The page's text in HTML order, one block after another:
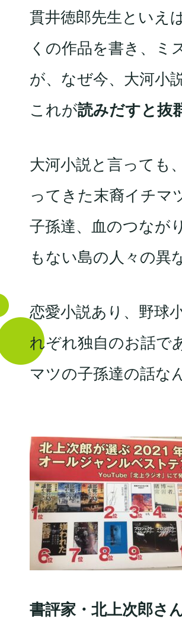
貫井徳郎先生といえ
くの作品を書き、ミ
が、なぜ今、大河小
これが読みだすと抜
大河小説と言っても
ってきた末裔イチマ
子孫達、血のつなが
もない島の人々の異
恋愛小説あり、野球
れぞれ独自のお話で
マツの子孫達の話な
書評家・北上次郎さ